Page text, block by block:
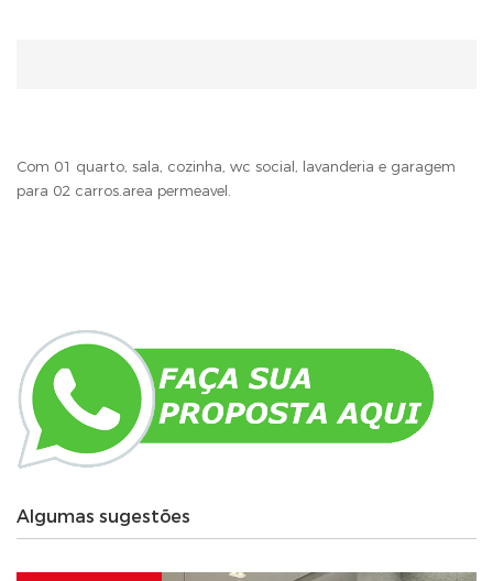
Com 01 quarto, sala, cozinha, wc social, lavanderia e garagem
para 02 carros.area permeavel.
Algumas sugestões